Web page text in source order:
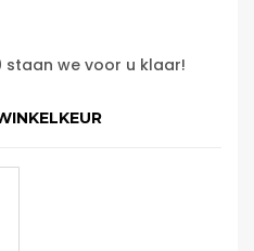
staan we voor u klaar!